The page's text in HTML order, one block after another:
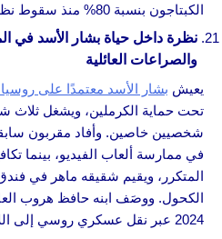
الكبتاجون بنسبة 80% منذ سقوط نظام بشار الأسد.
نظرة داخل حياة بشار الأسد في
والصراعات العائلية
يعيش بشار الأسد معتمدًا على
تحت حماية الكرملين، ويشغل
شخصيين خاصين. وأفاد مقربون
في ممارسة ألعاب الفيديو، بينما
المتكرر، ويقيم شقيقه ماهر في
الكحول. ووصَف ابنه حافظ هروب
2024 عبر نقل عسكري روسي إلى اللاذقية.